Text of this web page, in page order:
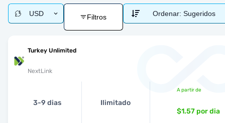
USD Filtros Ordenar: Sugeridos
Turkey Unlimited
NextLink
3-9 dias Ilimitado
A partir de
$1.57por dia